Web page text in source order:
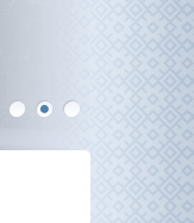
1 2 3